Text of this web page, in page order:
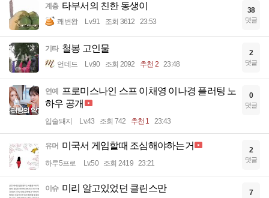
계층 타부서의 친한 동생이
쾌변왕 Lv.91 조회 3612 23:53
38
댓글
기타 철봉 고인물
언데드 Lv.90 조회 2092 추천 2 23:48
2
댓글
연예
프로미스나인 스프 이채영 이나경 플러팅 노
하우 공개
입술돼지 Lv.43 조회 742 추천 1 23:43
0
댓글
유머 미국서 게임할때 조심해야하는거
하루5프로 Lv.50 조회 2419 23:21
2
댓글
이슈 미리 알고있었던 클린스만 7